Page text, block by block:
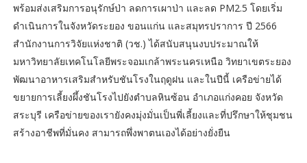
พร้อมส่งเสริมการอนุรักษ์ป่า ลดการเผาป่า และลด PM2.5 โดยเริ่ม
ดำเนินการในจังหวัดระยอง ขอนแก่น และสมุทรปราการ ปี 2566
สำนักงานการวิจัยแห่งชาติ (วช.) ได้สนับสนุนงบประมาณให้
มหาวิทยาลัยเทคโนโลยีพระจอมเกล้าพระนครเหนือ วิทยาเขตระยอง
พัฒนาอาหารเสริมสำหรับชันโรงในฤดูฝน และในปีนี้ เครือข่ายได้
ขยายการเลี้ยงผึ้งชันโรงไปยังตำบลหินซ้อน อำเภอแก่งคอย จังหวัด
สระบุรี เครือข่ายของเรายังคงมุ่งมั่นเป็นพี่เลี้ยงและที่ปรึกษาให้ชุมชน
สร้างอาชีพที่มั่นคง สามารถพึ่งพาตนเองได้อย่างยั่งยืน